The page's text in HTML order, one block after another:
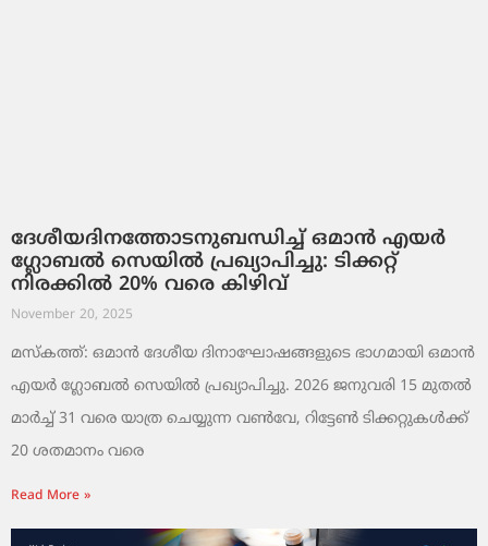
ദേശീയദിനത്തോടനുബന്ധിച്ച് ഒമാൻ എയർ
ഗ്ലോബൽ സെയിൽ പ്രഖ്യാപിച്ചു: ടിക്കറ്റ്
നിരക്കിൽ 20% വരെ കിഴിവ്
November 20, 2025
മസ്‌കത്ത്: ഒമാൻ ദേശീയ ദിനാഘോഷങ്ങളുടെ ഭാഗമായി ഒമാൻ
എയർ ഗ്ലോബൽ സെയിൽ പ്രഖ്യാപിച്ചു. 2026 ജനുവരി 15 മുതൽ
മാർച്ച് 31 വരെ യാത്ര ചെയ്യുന്ന വൺവേ, റിട്ടേൺ ടിക്കറ്റുകൾക്ക്
20 ശതമാനം വരെ
Read More »